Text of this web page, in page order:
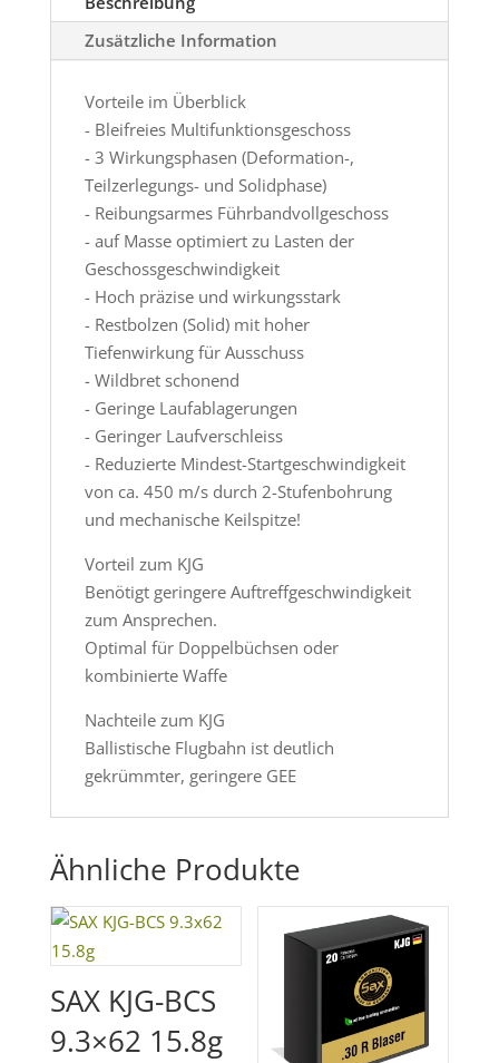
Zusätzliche Information
Vorteile im Überblick
- Bleifreies Multifunktionsgeschoss
- 3 Wirkungsphasen (Deformation-,
Teilzerlegungs- und Solidphase)
- Reibungsarmes Führbandvollgeschoss
- auf Masse optimiert zu Lasten der
Geschossgeschwindigkeit
- Hoch präzise und wirkungsstark
- Restbolzen (Solid) mit hoher
Tiefenwirkung für Ausschuss
- Wildbret schonend
- Geringe Laufablagerungen
- Geringer Laufverschleiss
- Reduzierte Mindest-Startgeschwindigkeit
von ca. 450 m/s durch 2-Stufenbohrung
und mechanische Keilspitze!
Vorteil zum KJG
Benötigt geringere Auftreffgeschwindigkeit
zum Ansprechen.
Optimal für Doppelbüchsen oder
kombinierte Waffe
Nachteile zum KJG
Ballistische Flugbahn ist deutlich
gekrümmter, geringere GEE
Ähnliche Produkte
SAX KJG-BCS
9.3×62 15.8g